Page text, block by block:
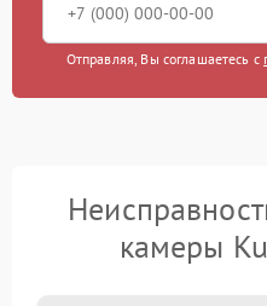
Отправляя, Вы соглашаетесь с
камеры